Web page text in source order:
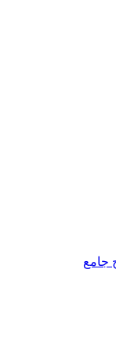
جامع